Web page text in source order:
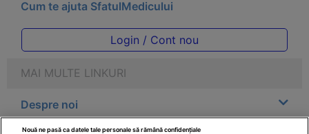
Cum te ajuta SfatulMedicului
Login / Cont nou
MAI MULTE LINKURI
Despre noi
Nouă ne pasă ca datele tale personale să rămână confidențiale